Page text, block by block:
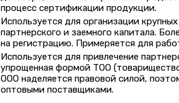
процесс сертификации продукции.
Используется для организации
партнерского и заемного капитала.
на регистрацию. Примеряется для
Используется для привлечение
упрощенная формой ТОО
ООО наделяется правовой силой,
оптовыми поставщиками.